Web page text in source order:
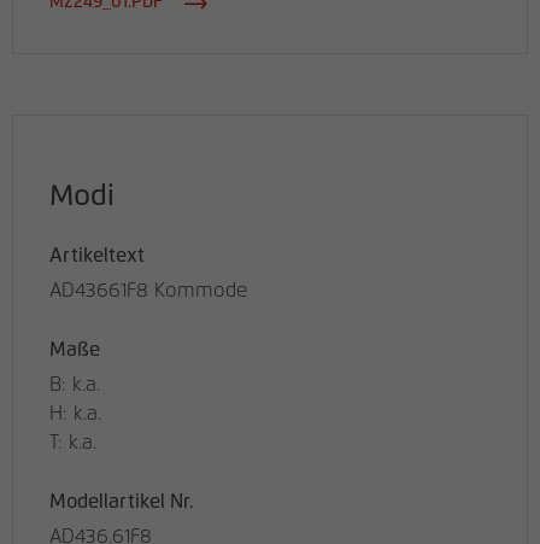
Modi
Artikeltext
AD43661F8 Kommode
Maße
B: k.a.
H: k.a.
T: k.a.
Modellartikel Nr.
AD436.61F8